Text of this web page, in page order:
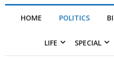
HOME POLITICS
LIFE SPECIAL